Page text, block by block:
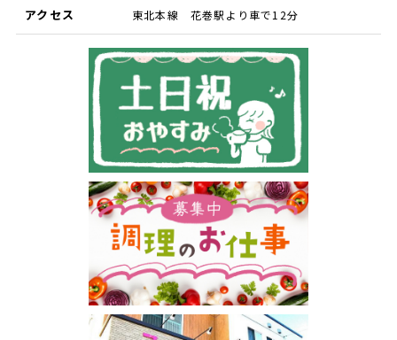
アクセス 東北本線 花巻駅より車で12分